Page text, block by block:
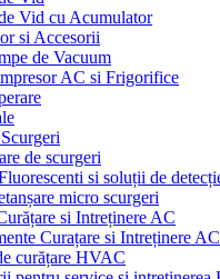
Vid cu Acumulator
si Accesorii
de Vacuum
AC si Frigorifice
de scurgeri
si soluții de
micro scurgeri
si Intreținere AC
Curațare si Intreținere AC
curățare HVAC